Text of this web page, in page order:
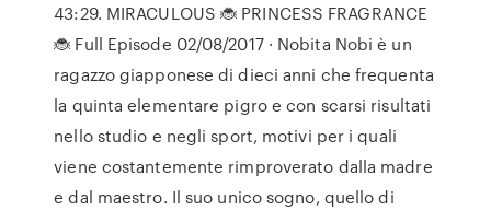
43:29. MIRACULOUS 🐞 PRINCESS FRAGRANCE
🐞 Full Episode 02/08/2017 · Nobita Nobi è un
ragazzo giapponese di dieci anni che frequenta
la quinta elementare pigro e con scarsi risultati
nello studio e negli sport, motivi per i quali
viene costantemente rimproverato dalla madre
e dal maestro. Il suo unico sogno, quello di